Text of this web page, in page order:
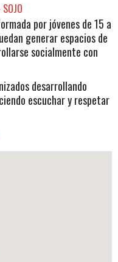
por jóvenes de 15 a
generar espacios de
socialmente con
desarrollando
escuchar y respetar